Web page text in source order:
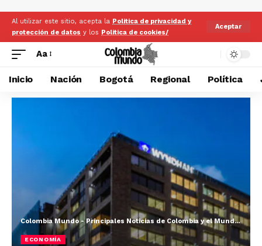
Al utilizar este sitio, acepta la Politica de privacidad y
protección de datos y los Politica de cookies/
Aceptar
Aa
Inicio Nación Bogotá Regional Política
Colombia Mundo - Principales Noticias de Colombia y el Mundo Hoy
ECONOMÍA